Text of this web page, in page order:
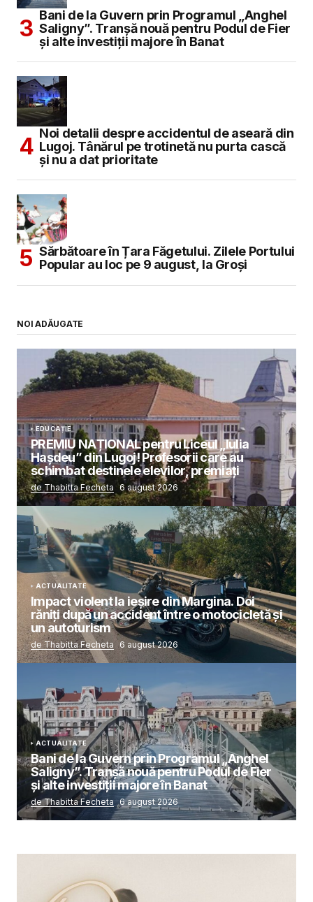
Bani de la Guvern prin Programul „Anghel
Saligny”. Tranșă nouă pentru Podul de Fier
și alte investiții majore în Banat
Noi detalii despre accidentul de aseară din
Lugoj. Tânărul pe trotinetă nu purta cască
și nu a dat prioritate
Sărbătoare în Țara Făgetului. Zilele Portului
Popular au loc pe 9 august, la Groși
NOI ADĂUGATE
EDUCAȚIE
PREMIU NAȚIONAL pentru Liceul „Iulia
Hașdeu” din Lugoj! Profesorii care au
schimbat destinele elevilor, premiați
de Thabitta Fecheta 6 august 2026
ACTUALITATE
Impact violent la ieșire din Margina. Doi
răniți după un accident între o motocicletă și
un autoturism
de Thabitta Fecheta 6 august 2026
ACTUALITATE
Bani de la Guvern prin Programul „Anghel
Saligny”. Tranșă nouă pentru Podul de Fier
și alte investiții majore în Banat
de Thabitta Fecheta 6 august 2026